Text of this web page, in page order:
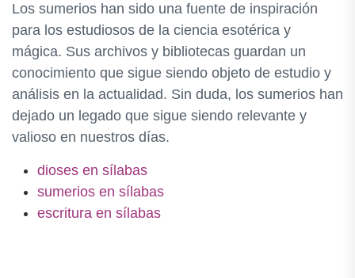
Los sumerios han sido una fuente de inspiración
para los estudiosos de la ciencia esotérica y
mágica. Sus archivos y bibliotecas guardan un
conocimiento que sigue siendo objeto de estudio y
análisis en la actualidad. Sin duda, los sumerios han
dejado un legado que sigue siendo relevante y
valioso en nuestros días.
dioses en sílabas
sumerios en sílabas
escritura en sílabas